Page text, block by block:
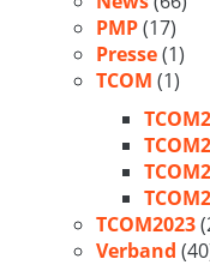
PMP(17)
Presse(1)
TCOM (1)
TCOM2023
Verband